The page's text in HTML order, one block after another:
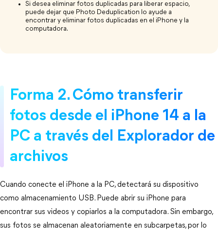
Si desea eliminar fotos duplicadas para liberar espacio,
puede dejar que Photo Deduplication lo ayude a
encontrar y eliminar fotos duplicadas en el iPhone y la
computadora.
Forma 2. Cómo transferir
fotos desde el iPhone 14 a la
PC a través del Explorador de
archivos
Cuando conecte el iPhone a la PC, detectará su dispositivo
como almacenamiento USB. Puede abrir su iPhone para
encontrar sus videos y copiarlos a la computadora. Sin embargo,
sus fotos se almacenan aleatoriamente en subcarpetas, por lo